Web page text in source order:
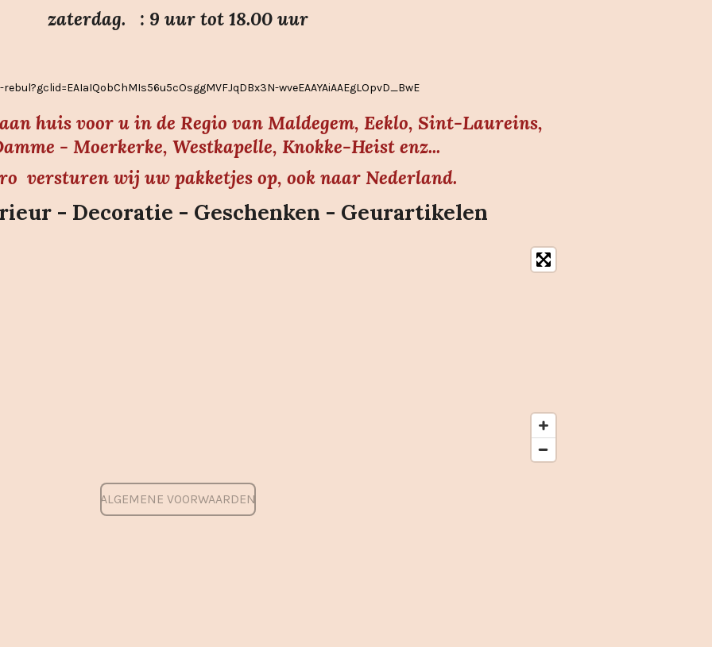
zaterdag. : 9 uur tot 18.00 uur
wveEAAYAiAAEgLOpvD_BwE
huis voor u in de Regio van Maldegem, Eeklo, Sint-Laureins,
- Moerkerke, Westkapelle, Knokke-Heist enz...
versturen wij uw pakketjes op, ook naar Nederland.
- Decoratie - Geschenken - Geurartikelen
ALGEMENE VOORWAARDEN